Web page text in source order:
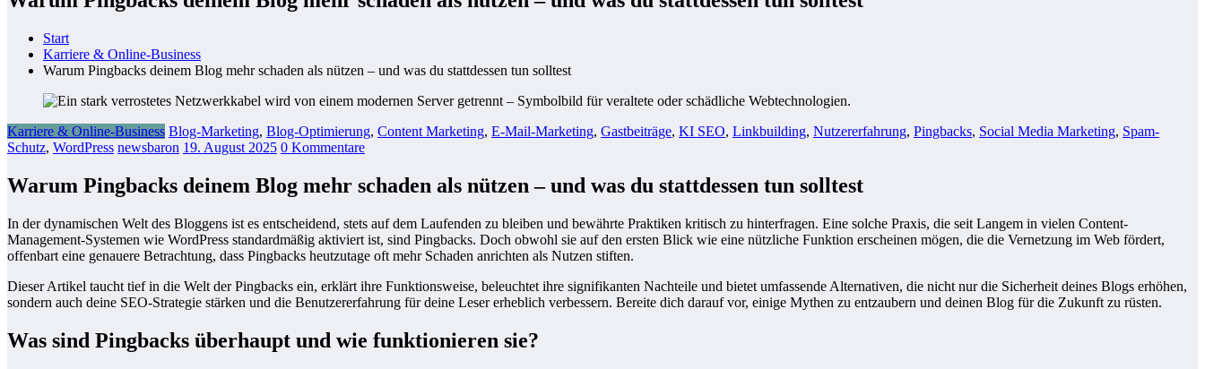
Start
Karriere & Online-Business
Warum Pingbacks deinem Blog mehr schaden als nützen – und was du stattdessen tun solltest
Karriere & Online-Business Blog-Marketing, Blog-Optimierung, Content Marketing, E-Mail-Marketing, Gastbeiträge, KI SEO, Linkbuilding, Nutzererfahrung, Pingbacks, Social Media Marketing, Spam-
Schutz, WordPress newsbaron 19. August 2025 0 Kommentare
Warum Pingbacks deinem Blog mehr schaden als nützen – und was du stattdessen tun solltest
In der dynamischen Welt des Bloggens ist es entscheidend, stets auf dem Laufenden zu bleiben und bewährte Praktiken kritisch zu hinterfragen. Eine solche Praxis, die seit Langem in vielen Content-
Management-Systemen wie WordPress standardmäßig aktiviert ist, sind Pingbacks. Doch obwohl sie auf den ersten Blick wie eine nützliche Funktion erscheinen mögen, die die Vernetzung im Web fördert,
offenbart eine genauere Betrachtung, dass Pingbacks heutzutage oft mehr Schaden anrichten als Nutzen stiften.
Dieser Artikel taucht tief in die Welt der Pingbacks ein, erklärt ihre Funktionsweise, beleuchtet ihre signifikanten Nachteile und bietet umfassende Alternativen, die nicht nur die Sicherheit deines Blogs erhöhen,
sondern auch deine SEO-Strategie stärken und die Benutzererfahrung für deine Leser erheblich verbessern. Bereite dich darauf vor, einige Mythen zu entzaubern und deinen Blog für die Zukunft zu rüsten.
Was sind Pingbacks überhaupt und wie funktionieren sie?